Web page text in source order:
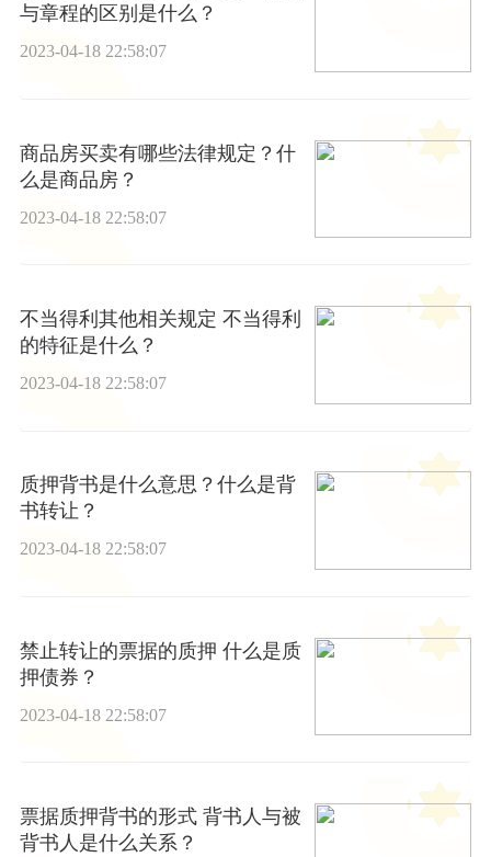
与章程的区别是什么？
2023-04-18 22:58:07
商品房买卖有哪些法律规定？什
么是商品房？
2023-04-18 22:58:07
不当得利其他相关规定 不当得利
的特征是什么？
2023-04-18 22:58:07
质押背书是什么意思？什么是背
书转让？
2023-04-18 22:58:07
禁止转让的票据的质押 什么是质
押债券？
2023-04-18 22:58:07
票据质押背书的形式 背书人与被
背书人是什么关系？